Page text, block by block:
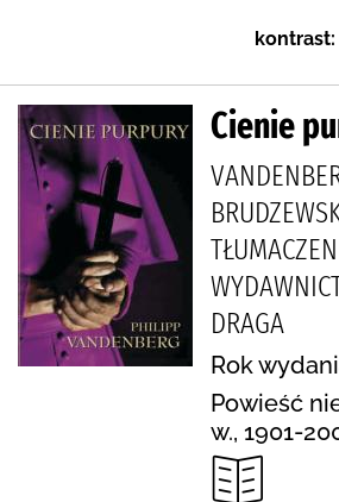
kontrast:
Cienie
DRAGA
Rok
Powieść
w., 1901-